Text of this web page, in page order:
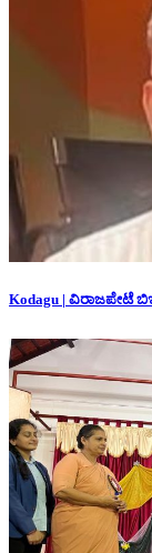
Kodagu | ವಿರಾಜಪೇಟೆ